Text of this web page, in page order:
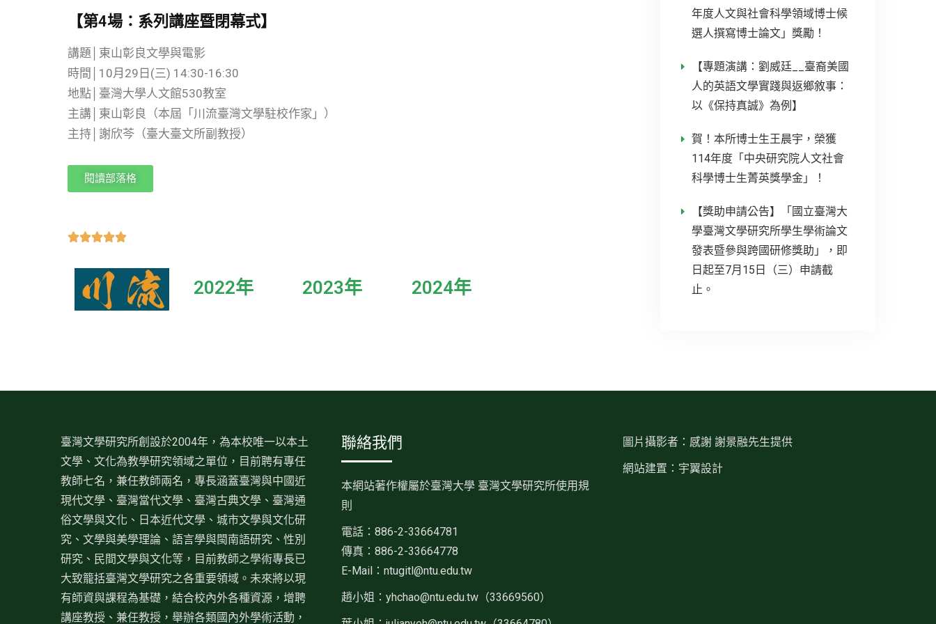
【第4場：系列講座暨閉幕式】
講題│東山彰良文學與電影
時間│10月29日(三) 14:30-16:30
地點│臺灣大學人文館530教室
主講│東山彰良（本屆「川流臺灣文學駐校作家」）
主持│謝欣芩（臺大臺文所副教授）
閱讀部落格

2022年 2023年 2024年
年度人文與社會科學領域博士候
選人撰寫博士論文」獎勵！
【專題演講：劉威廷__臺裔美國
人的英語文學實踐與返鄉敘事：
以《保持真誠》為例】
賀！本所博士生王晨宇，榮獲
114年度「中央研究院人文社會
科學博士生菁英獎學金」！
【獎助申請公告】「國立臺灣大
學臺灣文學研究所學生學術論文
發表暨參與跨國研修獎助」，即
日起至7月15日（三）申請截
止。
臺灣文學研究所創設於2004年，為本校唯一以本土
文學、文化為教學研究領域之單位，目前聘有專任
教師七名，兼任教師兩名，專長涵蓋臺灣與中國近
現代文學、臺灣當代文學、臺灣古典文學、臺灣通
俗文學與文化、日本近代文學、城市文學與文化研
究、文學與美學理論、語言學與閩南語研究、性別
研究、民間文學與文化等，目前教師之學術專長已
大致籠括臺灣文學研究之各重要領域。未來將以現
有師資與課程為基礎，結合校內外各種資源，增聘
講座教授、兼任教授，舉辦各類國內外學術活動，
聯絡我們
本網站著作權屬於臺灣大學 臺灣文學研究所使用規
則
電話：886-2-33664781
傳真：886-2-33664778
E-Mail：ntugitl@ntu.edu.tw
趙小姐：yhchao@ntu.edu.tw（33669560）
圖片攝影者：感謝 謝景融先生提供
網站建置：宇翼設計